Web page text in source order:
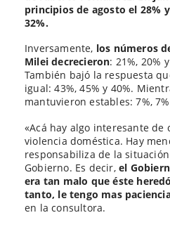
principios de agosto el 28%
32%.
Inversamente, los números
Milei decrecieron: 21%, 20%
También bajó la respuesta
igual: 43%, 45% y 40%.
mantuvieron estables: 7%,
«Acá hay algo interesante de
violencia doméstica. Hay
responsabiliza de la
Gobierno. Es decir, el
era tan malo que éste
tanto, le tengo mas
en la consultora.